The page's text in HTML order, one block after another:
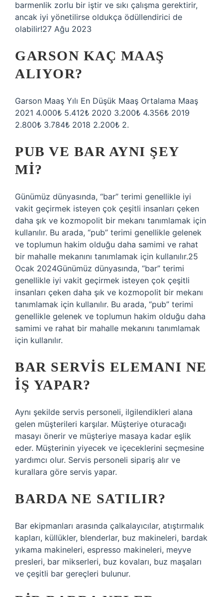
barmenlik zorlu bir iştir ve sıkı çalışma gerektirir,
ancak iyi yönetilirse oldukça ödüllendirici de
olabilir!27 Ağu 2023
GARSON KAÇ MAAŞ
ALIYOR?
Garson Maaş Yılı En Düşük Maaş Ortalama Maaş
2021 4.000₺ 5.412₺ 2020 3.200₺ 4.356₺ 2019
2.800₺ 3.784₺ 2018 2.200₺ 2.
PUB VE BAR AYNI ŞEY
MI?
Günümüz dünyasında, “bar” terimi genellikle iyi
vakit geçirmek isteyen çok çeşitli insanları çeken
daha şık ve kozmopolit bir mekanı tanımlamak için
kullanılır. Bu arada, “pub” terimi genellikle gelenek
ve toplumun hakim olduğu daha samimi ve rahat
bir mahalle mekanını tanımlamak için kullanılır.25
Ocak 2024Günümüz dünyasında, “bar” terimi
genellikle iyi vakit geçirmek isteyen çok çeşitli
insanları çeken daha şık ve kozmopolit bir mekanı
tanımlamak için kullanılır. Bu arada, “pub” terimi
genellikle gelenek ve toplumun hakim olduğu daha
samimi ve rahat bir mahalle mekanını tanımlamak
için kullanılır.
BAR SERVIS ELEMANI NE
IŞ YAPAR?
Aynı şekilde servis personeli, ilgilendikleri alana
gelen müşterileri karşılar. Müşteriye oturacağı
masayı önerir ve müşteriye masaya kadar eşlik
eder. Müşterinin yiyecek ve içeceklerini seçmesine
yardımcı olur. Servis personeli sipariş alır ve
kurallara göre servis yapar.
BARDA NE SATILIR?
Bar ekipmanları arasında çalkalayıcılar, atıştırmalık
kapları, küllükler, blenderlar, buz makineleri, bardak
yıkama makineleri, espresso makineleri, meyve
presleri, bar mikserleri, buz kovaları, buz maşaları
ve çeşitli bar gereçleri bulunur.